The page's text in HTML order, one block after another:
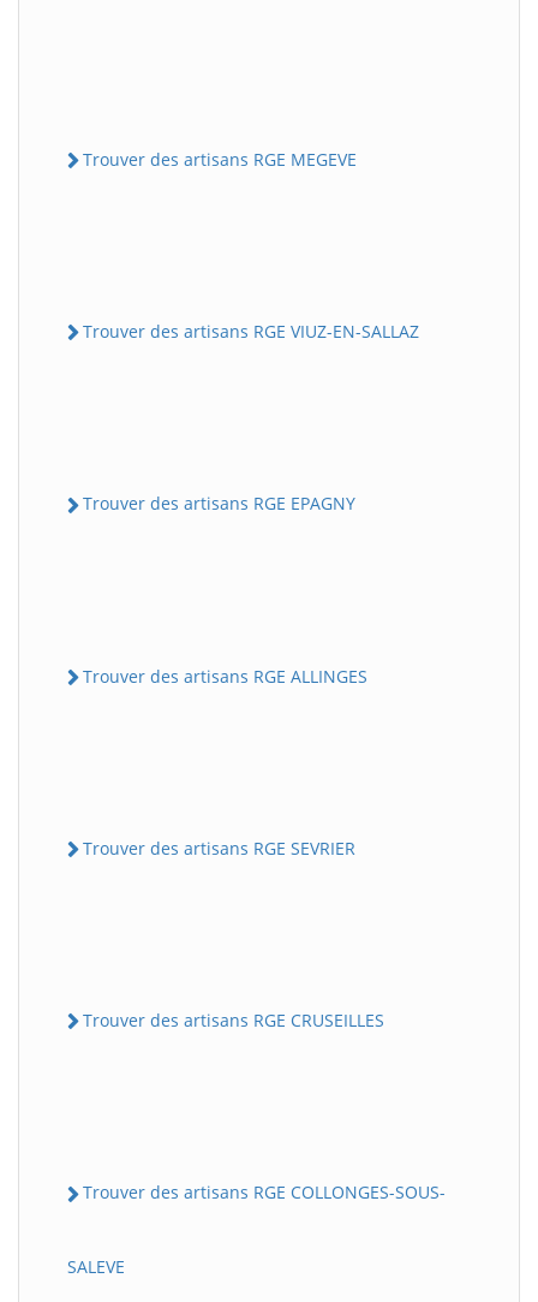
Trouver des artisans RGE MEGEVE
Trouver des artisans RGE VIUZ-EN-SALLAZ
Trouver des artisans RGE EPAGNY
Trouver des artisans RGE ALLINGES
Trouver des artisans RGE SEVRIER
Trouver des artisans RGE CRUSEILLES
Trouver des artisans RGE COLLONGES-SOUS-
SALEVE